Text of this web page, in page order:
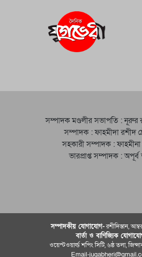
সম্পাদক মণ্ডলীর সভাপতি : নূরুর
সম্পাদক : ফাহমীদা রশীদ
সহকারী সম্পাদক : ফাহমীনা
ভারপ্রাপ্ত সম্পাদক : অপূর্ব
সম্পাদকীয় যােগাযোগ-রশীদিস্তান,
বার্তা ও বাণিজ্যিক
ওয়েস্টওয়ার্ল্ড শপিং সিটি, ৬ষ্ঠ তলা,
Email-